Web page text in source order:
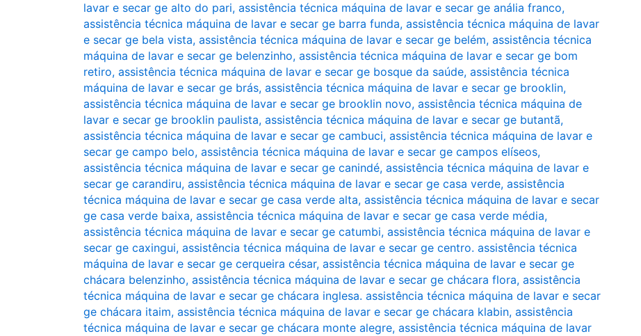
lavar e secar ge alto do pari, assistência técnica máquina de lavar e secar ge anália franco,
assistência técnica máquina de lavar e secar ge barra funda, assistência técnica máquina de lavar
e secar ge bela vista, assistência técnica máquina de lavar e secar ge belém, assistência técnica
máquina de lavar e secar ge belenzinho, assistência técnica máquina de lavar e secar ge bom
retiro, assistência técnica máquina de lavar e secar ge bosque da saúde, assistência técnica
máquina de lavar e secar ge brás, assistência técnica máquina de lavar e secar ge brooklin,
assistência técnica máquina de lavar e secar ge brooklin novo, assistência técnica máquina de
lavar e secar ge brooklin paulista, assistência técnica máquina de lavar e secar ge butantã,
assistência técnica máquina de lavar e secar ge cambuci, assistência técnica máquina de lavar e
secar ge campo belo, assistência técnica máquina de lavar e secar ge campos elíseos,
assistência técnica máquina de lavar e secar ge canindé, assistência técnica máquina de lavar e
secar ge carandiru, assistência técnica máquina de lavar e secar ge casa verde, assistência
técnica máquina de lavar e secar ge casa verde alta, assistência técnica máquina de lavar e secar
ge casa verde baixa, assistência técnica máquina de lavar e secar ge casa verde média,
assistência técnica máquina de lavar e secar ge catumbi, assistência técnica máquina de lavar e
secar ge caxingui, assistência técnica máquina de lavar e secar ge centro. assistência técnica
máquina de lavar e secar ge cerqueira césar, assistência técnica máquina de lavar e secar ge
chácara belenzinho, assistência técnica máquina de lavar e secar ge chácara flora, assistência
técnica máquina de lavar e secar ge chácara inglesa. assistência técnica máquina de lavar e secar
ge chácara itaim, assistência técnica máquina de lavar e secar ge chácara klabin, assistência
técnica máquina de lavar e secar ge chácara monte alegre, assistência técnica máquina de lavar